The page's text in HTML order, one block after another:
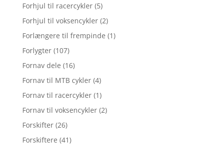
Forhjul til racercykler (5)
Forhjul til voksencykler (2)
Forlængere til frempinde (1)
Forlygter (107)
Fornav dele (16)
Fornav til MTB cykler (4)
Fornav til racercykler (1)
Fornav til voksencykler (2)
Forskifter (26)
Forskiftere (41)